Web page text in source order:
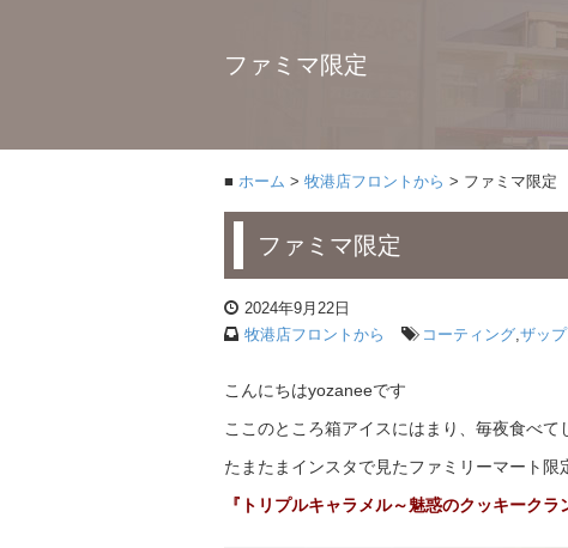
ファミマ限定
ホーム 牧港店フロントから ファミマ限定
ファミマ限定
2024年9月22日
牧港店フロントから
コーティング,ザッ
こんにちはyozaneeです
ここのところ箱アイスにはまり、毎夜食べて
たまたまインスタで見たファミリーマート
『トリプルキャラメル～魅惑のクッキークラ